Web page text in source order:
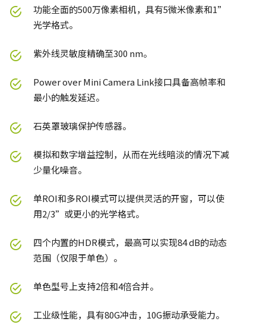
功能全面的500万像素相机，具有5微米像素和1”
光学格式。
紫外线灵敏度精确至300 nm。
Power over Mini Camera Link接口具备高帧率和
最小的触发延迟。
石英罩玻璃保护传感器。
模拟和数字增益控制，从而在光线暗淡的情况下减
少量化噪音。
单ROI和多ROI模式可以提供灵活的开窗，可以使
用2/3”或更小的光学格式。
四个内置的HDR模式，最高可以实现84 dB的动态
范围（仅限于单色）。
单色型号上支持2倍和4倍合并。
工业级性能，具有80G冲击，10G振动承受能力。